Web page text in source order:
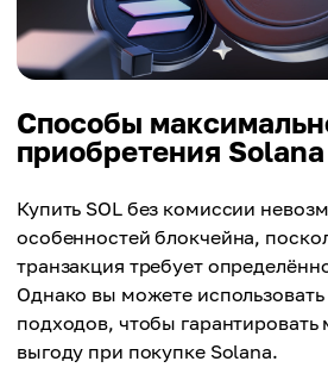
Способы
приобретения Solana
Купить SOL без комиссии
особенностей блокчейна,
транзакция требует
Однако вы можете использовать
подходов, чтобы
выгоду при покупке Solana.